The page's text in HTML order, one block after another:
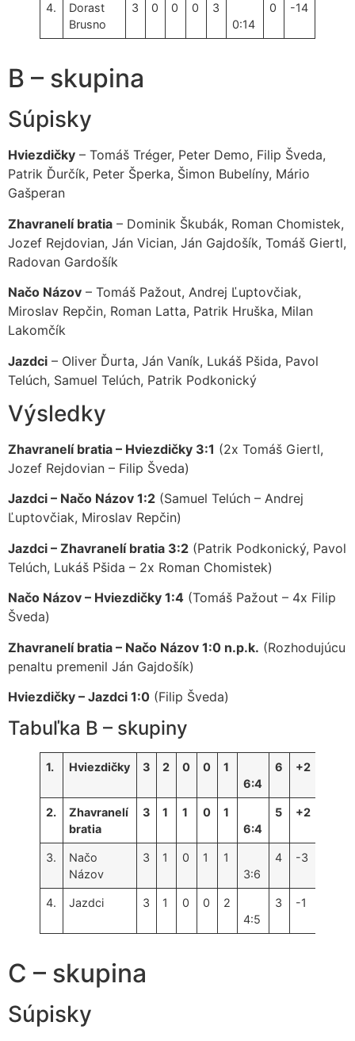
4.
Dorast
Brusno
3 0 0 0
3
0:14
0 -14
B – skupina
Súpisky
Hviezdičky – Tomáš Tréger, Peter Demo, Filip Šveda,
Patrik Ďurčík, Peter Šperka, Šimon Bubelíny, Mário
Gašperan
Zhavranelí bratia – Dominik Škubák, Roman Chomistek,
Jozef Rejdovian, Ján Vician, Ján Gajdošík, Tomáš Giertl,
Radovan Gardošík
Načo Názov – Tomáš Pažout, Andrej Ľuptovčiak,
Miroslav Repčin, Roman Latta, Patrik Hruška, Milan
Lakomčík
Jazdci – Oliver Ďurta, Ján Vaník, Lukáš Pšida, Pavol
Telúch, Samuel Telúch, Patrik Podkonický
Výsledky
Zhavranelí bratia – Hviezdičky 3:1 (2x Tomáš Giertl,
Jozef Rejdovian – Filip Šveda)
Jazdci – Načo Názov 1:2 (Samuel Telúch – Andrej
Ľuptovčiak, Miroslav Repčin)
Jazdci – Zhavranelí bratia 3:2 (Patrik Podkonický, Pavol
Telúch, Lukáš Pšida – 2x Roman Chomistek)
Načo Názov – Hviezdičky 1:4 (Tomáš Pažout – 4x Filip
Šveda)
Zhavranelí bratia – Načo Názov 1:0 n.p.k. (Rozhodujúcu
penaltu premenil Ján Gajdošík)
Hviezdičky – Jazdci 1:0 (Filip Šveda)
Tabuľka B – skupiny
1. Hviezdičky 3 2 0 0
1
6:4
6 +2
2.
Zhavranelí
bratia
3 1 1 0
1
6:4
5 +2
3.
Načo
Názov
3 1 0 1
1
3:6
4 -3
4. Jazdci 3 1 0 0
2
4:5
3 -1
C – skupina
Súpisky